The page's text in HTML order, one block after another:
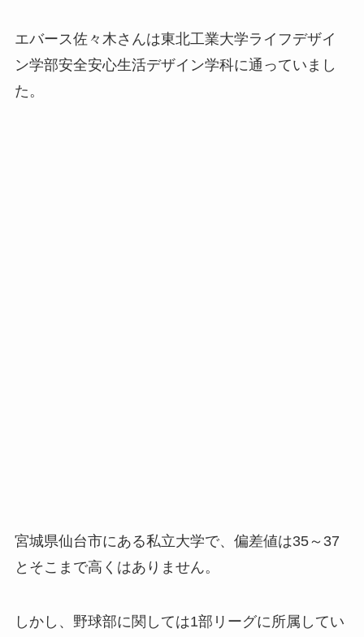
エバース佐々木さんは東北工業大学ライフデザイ
ン学部安全安心生活デザイン学科に通っていまし
た。
宮城県仙台市にある私立大学で、偏差値は35～37
とそこまで高くはありません。
しかし、野球部に関しては1部リーグに所属してい